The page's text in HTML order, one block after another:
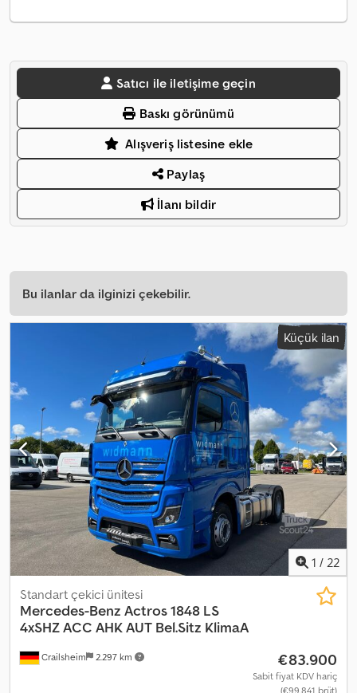
Satıcı ile iletişime geçin
Baskı görünümü
Alışveriş listesine ekle
Paylaş
İlanı bildir
Bu ilanlar da ilginizi çekebilir.
Küçük ilan
1 / 22
Crailsheim 2.297 km
Standart çekici ünitesi
Mercedes-Benz Actros 1848 LS
4xSHZ ACC AHK AUT Bel.Sitz KlimaA
€83.900
Sabit fiyat KDV hariç
(€99.841 brüt)